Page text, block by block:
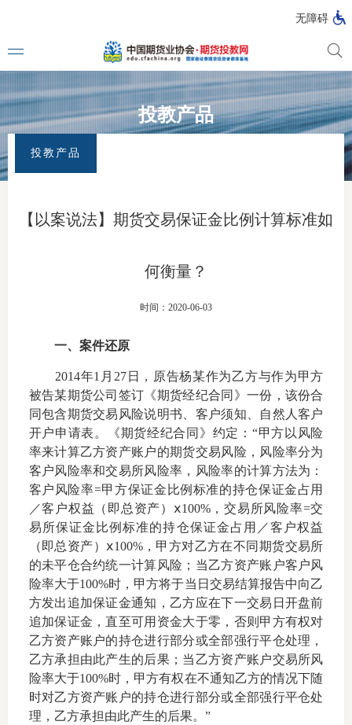
无障碍
媒体看
投教动
上市品
投教书
风险案
新手指
期货
业务指
维权须
投教产品
投教产品
【以案说法】期货交易保证金比例计算标准如
何衡量？
时间：2020-06-03
一、案件还原
2014年1 月 27日，原告杨某作为乙方与作为甲方
被告某期货公司签订《期货经纪合同》一份，该份合
同包含期货交易风险说明书、客户须知、自然人客户
开户申请表。《期货经纪合同》约定：“甲方以风险
率来计算乙方资产账户的期货交易风险，风险率分为
客户风险率和交易所风险率，风险率的计算方法为：
客户风险率=甲方保证金比例标准的持仓保证金占用
／客户权益（即总资产）ⅹ100%，交易所风险率=交
易所保证金比例标准的持仓保证金占用／客户权益
（即总资产）ⅹ100%，甲方对乙方在不同期货交易所
的未平仓合约统一计算风险；当乙方资产账户客户风
险率大于100%时，甲方将于当日交易结算报告中向乙
方发出追加保证金通知，乙方应在下一交易日开盘前
追加保证金，直至可用资金大于零，否则甲方有权对
乙方资产账户的持仓进行部分或全部强行平仓处理，
乙方承担由此产生的后果；当乙方资产账户交易所风
险率大于100%时，甲方有权在不通知乙方的情况下随
时对乙方资产账户的持仓进行部分或全部强行平仓处
理，乙方承担由此产生的后果。”